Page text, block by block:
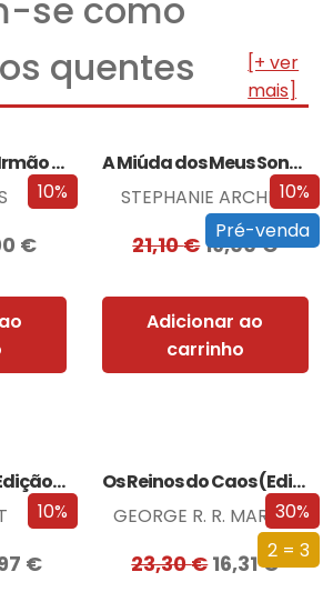
se como
quentes
[+ ver
mais]
10%
A Miúda do Meu Irmão – Edição…
€
10%
Pré-venda
A Miúda dos Meus Sonhos – Edição…
STEPHANIE ARCHER
21,10€19,00€
Adicionar ao
carrinho
10%
Deus da Guerra Edição com EDGES
€
30%
2 = 3
Os Reinos do Caos (Edição especial limitada)
GEORGE R. R. MARTIN
23,30€16,31€